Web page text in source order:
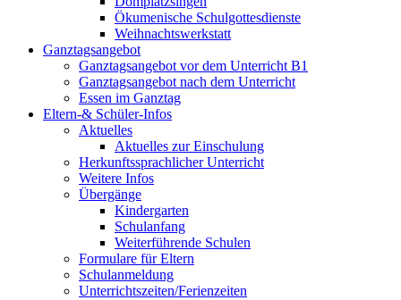
Ökumenische Schulgottesdienste
Weihnachtswerkstatt
Ganztagsangebot
Ganztagsangebot vor dem Unterricht B1
Ganztagsangebot nach dem Unterricht
Essen im Ganztag
Eltern-& Schüler-Infos
Aktuelles
Aktuelles zur Einschulung
Herkunftssprachlicher Unterricht
Weitere Infos
Übergänge
Kindergarten
Schulanfang
Weiterführende Schulen
Formulare für Eltern
Schulanmeldung
Unterrichtszeiten/Ferienzeiten